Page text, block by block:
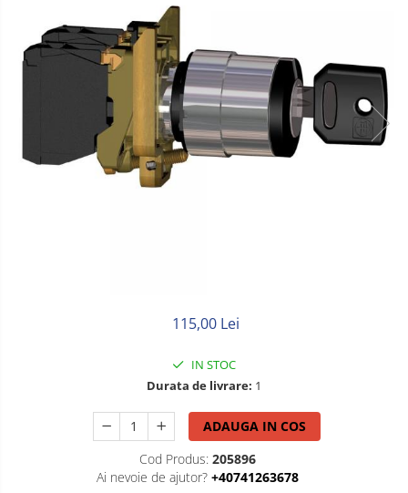
Neopren
Siliconice
115,00 Lei
IN STOC
Durata de livrare: 1
ADAUGA IN COS
Cod Produs: 205896
Ai nevoie de ajutor? +40741263678